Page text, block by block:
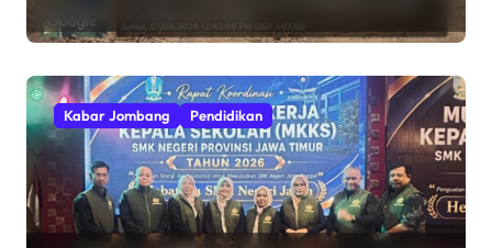
Kabar Jombang Pendidikan